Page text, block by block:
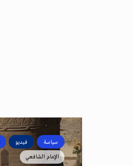
سياسة فيديو
الإمام الشافعي